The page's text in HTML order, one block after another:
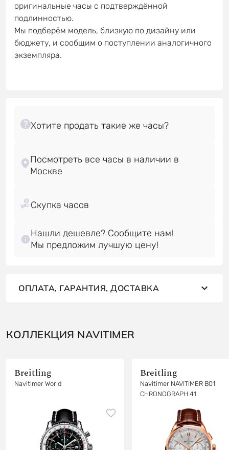
оригинальные часы с подтверждённой
подлинностью.
Мы подберём модель, близкую по дизайну или
бюджету, и сообщим о поступлении аналогичного
экземпляра.
Посмотреть все часы в наличии в
Нашли дешевле? Сообщите нам!
Мы предложим лучшую цену!
ОПЛАТА, ГАРАНТИЯ, ДОСТАВКА
КОЛЛЕКЦИЯ NAVITIMER
Breitling
Navitimer World
Breitling
Navitimer NAVITIMER B01
CHRONOGRAPH 41